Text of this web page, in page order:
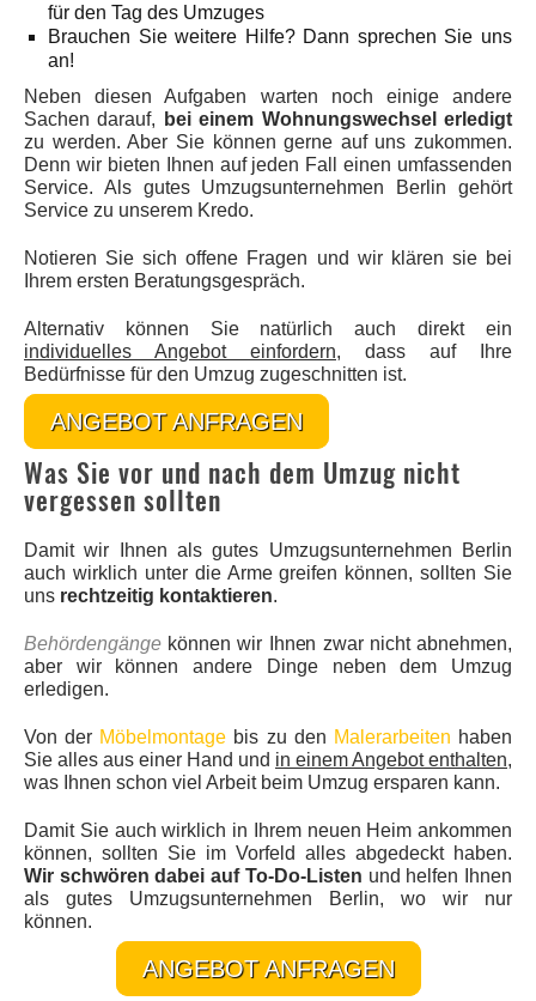
für den Tag des Umzuges
Brauchen Sie weitere Hilfe? Dann sprechen Sie uns
an!
Neben diesen Aufgaben warten noch einige andere
Sachen darauf,
bei einem Wohnungswechsel erledigt
zu werden. Aber Sie können gerne auf uns zukommen.
Denn wir bieten Ihnen auf jeden Fall einen umfassenden
Service. Als gutes Umzugsunternehmen Berlin gehört
Service zu unserem Kredo.
Notieren Sie sich offene Fragen und wir klären sie bei
Ihrem ersten Beratungsgespräch.
Alternativ können Sie natürlich auch direkt ein
individuelles Angebot einfordern, dass auf Ihre
Bedürfnisse für den Umzug zugeschnitten ist.
ANGEBOT ANFRAGEN
Was Sie vor und nach dem Umzug nicht
vergessen sollten
Damit wir Ihnen als gutes Umzugsunternehmen Berlin
auch wirklich unter die Arme greifen können, sollten Sie
uns rechtzeitig kontaktieren.
Behördengänge können wir Ihnen zwar nicht abnehmen,
aber wir können andere Dinge neben dem Umzug
erledigen.
Von der Möbelmontage bis zu den Malerarbeiten haben
Sie alles aus einer Hand und in einem Angebot enthalten,
was Ihnen schon viel Arbeit beim Umzug ersparen kann.
Damit Sie auch wirklich in Ihrem neuen Heim ankommen
können, sollten Sie im Vorfeld alles abgedeckt haben.
Wir schwören dabei auf To-Do-Listen und helfen Ihnen
als gutes Umzugsunternehmen Berlin, wo wir nur
können.
ANGEBOT ANFRAGEN